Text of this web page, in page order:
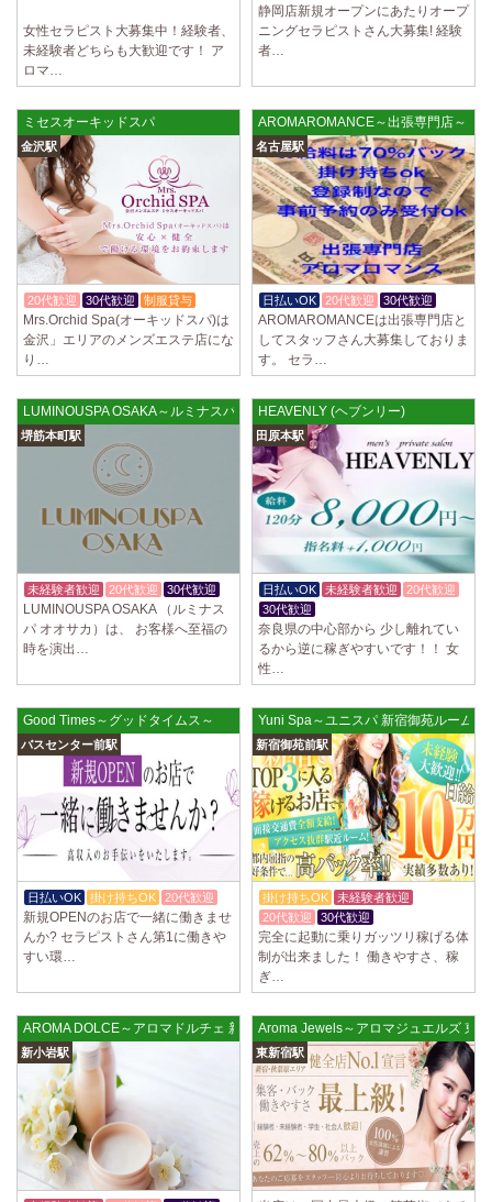
セラピストさんを大募集しております 完全歩合で50%〜60%以上！！ 掛
け持ちOK、完全個室待機など嬉しい高待遇が盛りだくさんです♪ …
デビルキャット
24時間営業！自由シフトで好きな時間に働ける 未経験者歓迎♪個室待機
でゆっくり自分の好きな事ができます♪ 可愛い制服もご用意して…
女性セラピスト大募集中！経験者、
未経験者どちらも大歓迎です！ ア
ロマ…
静岡店新規オープンにあたりオープ
ニングセラピストさん大募集! 経験
者…
ミセスオーキッドスパ
金沢駅
20代歓迎 30代歓迎 制服貸与
Mrs.Orchid Spa(オーキッドスパ)は
金沢」エリアのメンズエステ店にな
り…
AROMAROMANCE～出張専門店～
名古屋駅
日払いOK 20代歓迎 30代歓迎
AROMAROMANCEは出張専門店と
してスタッフさん大募集しておりま
す。 セラ…
LUMINOUSPA OSAKA～ルミナスパオオサカ 堺筋本町ルーム
堺筋本町駅
未経験者歓迎 20代歓迎 30代歓迎
LUMINOUSPA OSAKA （ルミナス
パ オオサカ）は、 お客様へ至福の
時を演出…
HEAVENLY (ヘブンリー)
田原本駅
日払いOK 未経験者歓迎
20代歓迎
30代歓迎
奈良県の中心部から 少し離れてい
るから逆に稼ぎやすいです！！ 女
性…
Good Times～グッドタイムス～
バスセンター前駅
日払いOK 掛け持ちOK 20代歓迎
新規OPENのお店で一緒に働きませ
んか? セラピストさん第1に働きや
すい環…
Yuni Spa～ユニスパ 新宿御苑ルーム
新宿御苑前駅
掛け持ちOK
未経験者歓迎
20代歓迎
30代歓迎
完全に起動に乗りガッツリ稼げる体
制が出来ました！ 働きやすさ、稼
ぎ…
AROMA DOLCE～アロマドルチェ 新小岩店
新小岩駅
Aroma Jewels～アロマジュエルズ 東
東新宿駅